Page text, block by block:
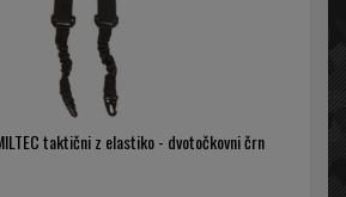
taktični z elastiko - dvotočkovni črn